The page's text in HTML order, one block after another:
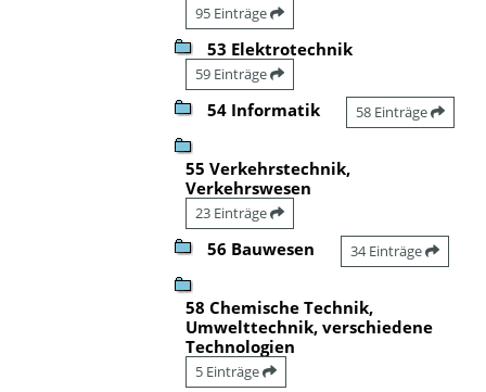
95 Einträge
53 Elektrotechnik
59 Einträge
54 Informatik 58 Einträge
55 Verkehrstechnik,
Verkehrswesen
23 Einträge
56 Bauwesen 34 Einträge
58 Chemische Technik,
Umwelttechnik, verschiedene
Technologien
5 Einträge